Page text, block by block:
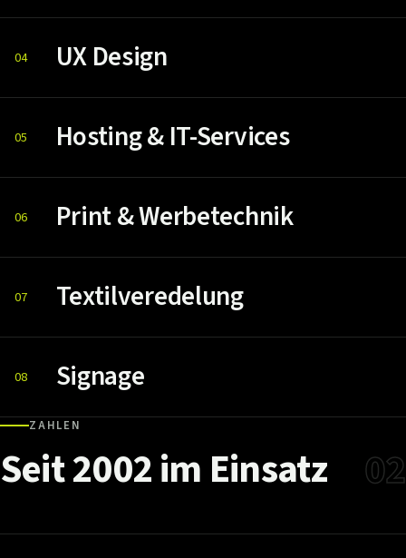
04 UX Design
05 Hosting & IT-Services
06 Print & Werbetechnik
07 Textilveredelung
08 Signage
ZAHLEN
Seit2002im Einsatz 02